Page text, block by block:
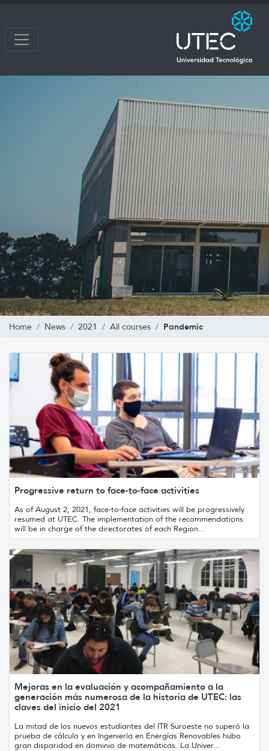
Home News 2021 All courses Pandemic
Progressive return to face-to-face activities
As of August 2, 2021, face-to-face activities will be progressively
resumed at UTEC. The implementation of the recommendations
will be in charge of the directorates of each Region...
Mejoras en la evaluación y acompañamiento a la
generación más numerosa de la historia de UTEC: las
claves del inicio del 2021
La mitad de los nuevos estudiantes del ITR Suroeste no superó la
prueba de cálculo y en Ingeniería en Energías Renovables hubo
gran disparidad en dominio de matemáticas. La Univer...